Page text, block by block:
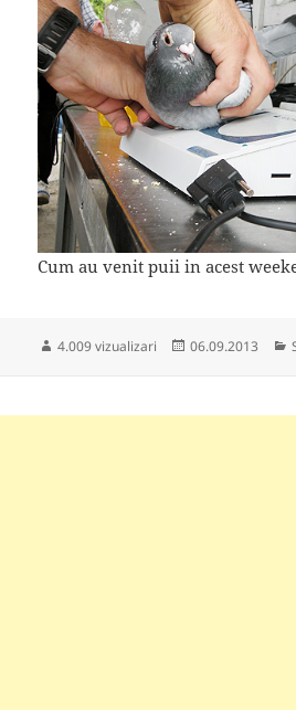
Cum au venit puii in acest
4.009 vizualizari
Publicat
06.09.2013